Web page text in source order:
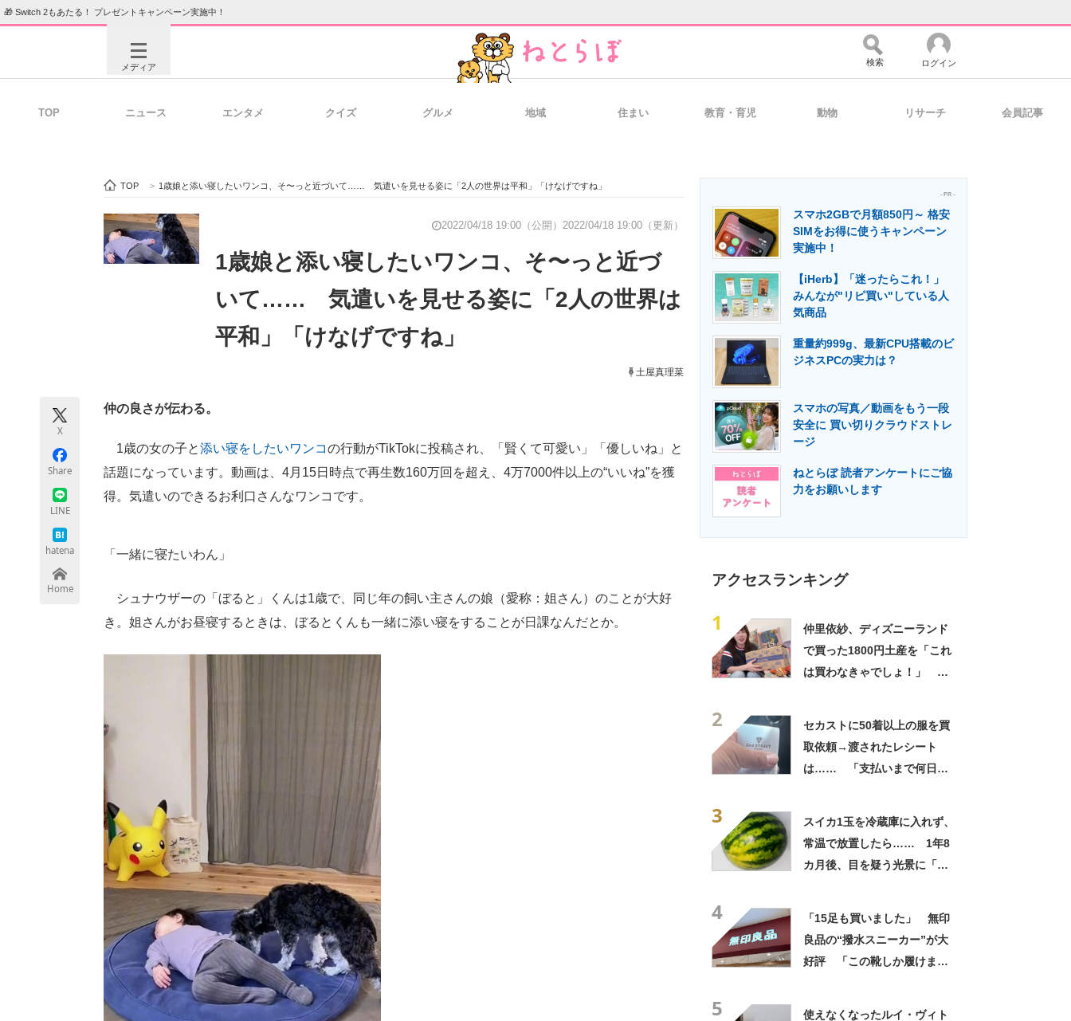
🎁 Switch 2もあたる！ プレゼントキャンペーン実施中！
メディア
ビジネスと働き方のヒント 経営リーダーのコミュニティ マーケ×ITの今がよく分かる
ITエンジニア向け専門サイト 企業向けIT製品の総合サイト IT製品の技術・比較・事例 製造業のIT導入・活用を支援
エネルギーの専門メディア 建設×テクノロジーの最前線
ちょっと気になるネットの話題
検索 ログイン
TOP ニュース エンタメ クイズ グルメ 地域 住まい 教育・育児 動物 リサーチ 会員記事
TOP > 1歳娘と添い寝したいワンコ、そ〜っと近づいて…… 気遣いを見せる姿に「2人の世界は平和」「けなげですね」
2022/04/18 19:00（公開） 2022/04/18 19:00（更新）
1歳娘と添い寝したいワンコ、そ〜っと近づ
いて…… 気遣いを見せる姿に「2人の世界は
平和」「けなげですね」
土屋真理菜
X
Share
LINE
hatena
Home
仲の良さが伝わる。
1歳の女の子と添い寝をしたいワンコの行動がTikTokに投稿され、「賢くて可愛い」「優しいね」と
話題になっています。動画は、4月15日時点で再生数160万回を超え、4万7000件以上の“いいね”を獲
得。気遣いのできるお利口さんなワンコです。
「一緒に寝たいわん」
シュナウザーの「ぼると」くんは1歳で、同じ年の飼い主さんの娘（愛称：姐さん）のことが大好
き。姐さんがお昼寝するときは、ぼるとくんも一緒に添い寝をすることが日課なんだとか。
- PR -
スマホ2GBで月額850円～ 格安
SIMをお得に使うキャンペーン
実施中！
【iHerb】「迷ったらこれ！」
みんなが"リピ買い"している人
気商品
重量約999g、最新CPU搭載のビ
ジネスPCの実力は？
スマホの写真／動画をもう一段
安全に 買い切りクラウドストレ
ージ
ねとらぼ 読者アンケートにご協
力をお願いします
アクセスランキング
1
仲里依紗、ディズニーランド
で買った1800円土産を「これ
は買わなきゃでしょ！」
2
セカストに50着以上の服を買
取依頼→渡されたレシート
は…… 「支払いまで何日か
3
スイカ1玉を冷蔵庫に入れず、
常温で放置したら…… 1年8
カ月後、目を疑う光景に「ヤ
4
「15足も買いました」 無印
良品の“撥水スニーカー”が大
好評 「この靴しか履けませ
5
使えなくなったルイ・ヴィト